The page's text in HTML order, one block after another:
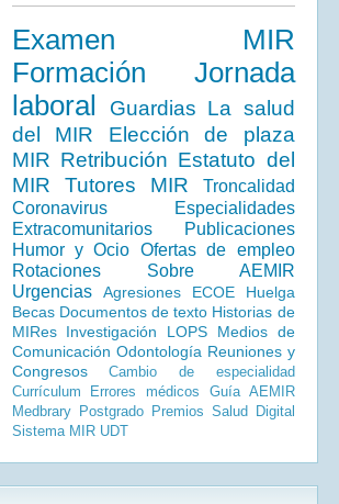
Examen MIR
Formación
Jornada
laboral
Guardias La salud
del MIR
Elección de plaza
MIR Retribución Estatuto del
MIR
Tutores MIR
Troncalidad
Coronavirus
Especialidades
Extracomunitarios
Publicaciones
Humor y Ocio Ofertas de empleo
Rotaciones
Sobre AEMIR
Urgencias
Agresiones ECOE
Huelga
Becas Documentos de texto Historias de
MIRes Investigación LOPS
Medios de
Comunicación Odontología Reuniones y
Congresos
Cambio de especialidad
Currículum
Errores médicos
Guía AEMIR
Medbrary
Postgrado Premios Salud Digital
Sistema MIR UDT